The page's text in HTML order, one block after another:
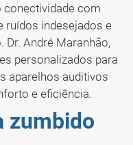
conectividade com
ruídos indesejados e
Dr. André Maranhão,
personalizados para
aparelhos auditivos
e eficiência.
zumbido